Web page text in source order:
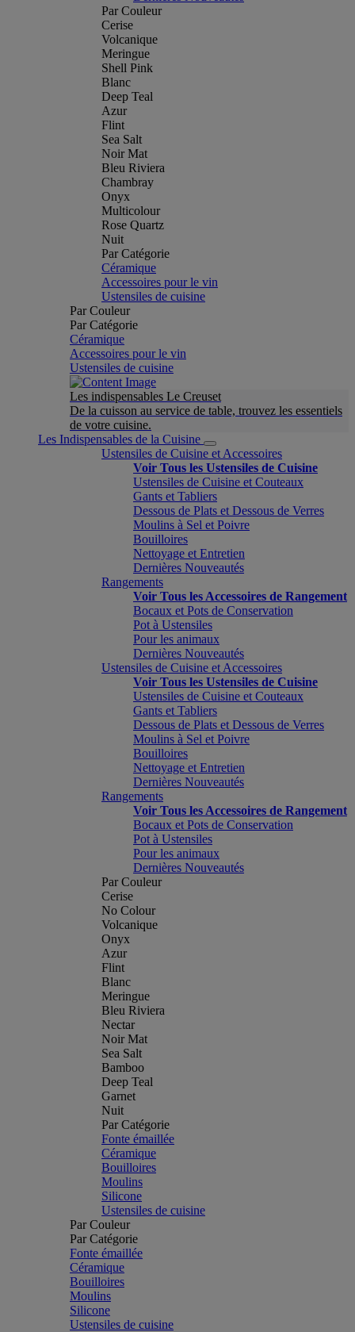
Par Couleur
Cerise
Volcanique
Meringue
Shell Pink
Blanc
Deep Teal
Azur
Flint
Sea Salt
Noir Mat
Bleu Riviera
Chambray
Onyx
Multicolour
Rose Quartz
Nuit
Par Catégorie
Céramique
Accessoires pour le vin
Ustensiles de cuisine
Par Couleur
Par Catégorie
Céramique
Accessoires pour le vin
Ustensiles de cuisine
Les indispensables Le Creuset
De la cuisson au service de table, trouvez les essentiels
de votre cuisine.
Les Indispensables de la Cuisine
Ustensiles de Cuisine et Accessoires
Voir Tous les Ustensiles de Cuisine
Ustensiles de Cuisine et Couteaux
Gants et Tabliers
Dessous de Plats et Dessous de Verres
Moulins à Sel et Poivre
Bouilloires
Nettoyage et Entretien
Dernières Nouveautés
Rangements
Voir Tous les Accessoires de Rangement
Bocaux et Pots de Conservation
Pot à Ustensiles
Pour les animaux
Dernières Nouveautés
Ustensiles de Cuisine et Accessoires
Voir Tous les Ustensiles de Cuisine
Ustensiles de Cuisine et Couteaux
Gants et Tabliers
Dessous de Plats et Dessous de Verres
Moulins à Sel et Poivre
Bouilloires
Nettoyage et Entretien
Dernières Nouveautés
Rangements
Voir Tous les Accessoires de Rangement
Bocaux et Pots de Conservation
Pot à Ustensiles
Pour les animaux
Dernières Nouveautés
Par Couleur
Cerise
No Colour
Volcanique
Onyx
Azur
Flint
Blanc
Meringue
Bleu Riviera
Nectar
Noir Mat
Sea Salt
Bamboo
Deep Teal
Garnet
Nuit
Par Catégorie
Fonte émaillée
Céramique
Bouilloires
Moulins
Silicone
Ustensiles de cuisine
Par Couleur
Par Catégorie
Fonte émaillée
Céramique
Bouilloires
Moulins
Silicone
Ustensiles de cuisine